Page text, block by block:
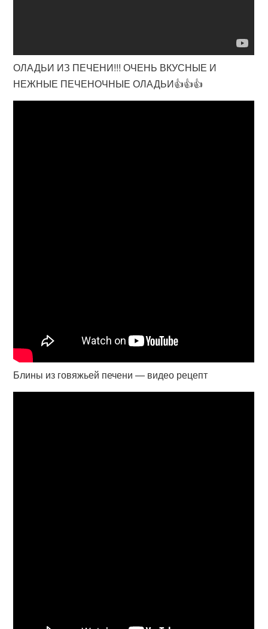
ОЛАДЬИ ИЗ ПЕЧЕНИ!!! ОЧЕНЬ ВКУСНЫЕ И
НЕЖНЫЕ ПЕЧЕНОЧНЫЕ ОЛАДЬИ👍👍👍
Блины из говяжьей печени — видео рецепт